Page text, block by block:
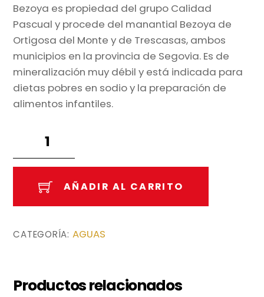
Bezoya es propiedad del grupo Calidad
Pascual y procede del manantial Bezoya de
Ortigosa del Monte y de Trescasas, ambos
municipios en la provincia de Segovia. Es de
mineralización muy débil y está indicada para
dietas pobres en sodio y la preparación de
alimentos infantiles.
pack
AÑADIR AL CARRITO
CATEGORÍA: AGUAS
Productos relacionados